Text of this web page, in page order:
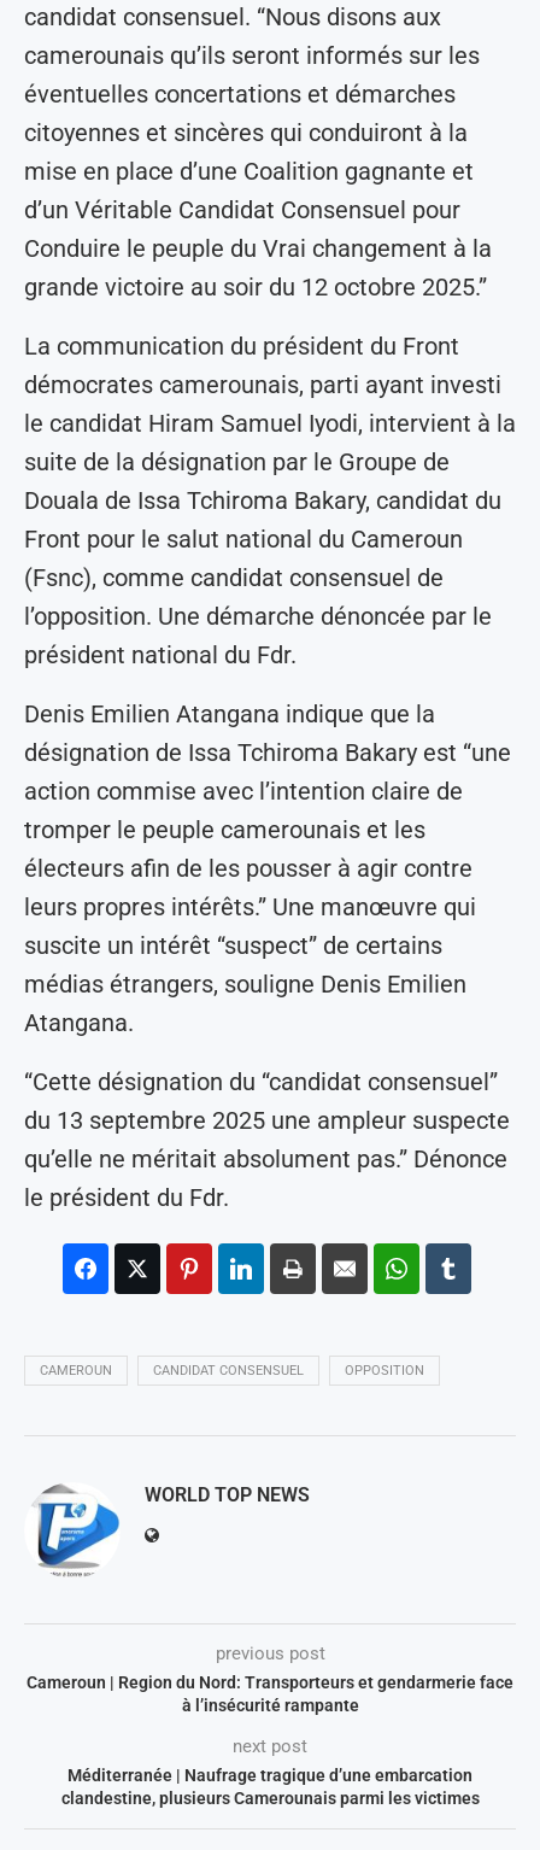
candidat consensuel. “Nous disons aux
camerounais qu’ils seront informés sur les
éventuelles concertations et démarches
citoyennes et sincères qui conduiront à la
mise en place d’une Coalition gagnante et
d’un Véritable Candidat Consensuel pour
Conduire le peuple du Vrai changement à la
grande victoire au soir du 12 octobre 2025.”
La communication du président du Front
démocrates camerounais, parti ayant investi
le candidat Hiram Samuel Iyodi, intervient à la
suite de la désignation par le Groupe de
Douala de Issa Tchiroma Bakary, candidat du
Front pour le salut national du Cameroun
(Fsnc), comme candidat consensuel de
l’opposition. Une démarche dénoncée par le
président national du Fdr.
Denis Emilien Atangana indique que la
désignation de Issa Tchiroma Bakary est “une
action commise avec l’intention claire de
tromper le peuple camerounais et les
électeurs afin de les pousser à agir contre
leurs propres intérêts.” Une manœuvre qui
suscite un intérêt “suspect” de certains
médias étrangers, souligne Denis Emilien
Atangana.
“Cette désignation du “candidat consensuel”
du 13 septembre 2025 une ampleur suspecte
qu’elle ne méritait absolument pas.” Dénonce
le président du Fdr.
CAMEROUN CANDIDAT CONSENSUEL OPPOSITION
WORLD TOP NEWS
previous post
Cameroun | Region du Nord: Transporteurs et gendarmerie face
à l’insécurité rampante
next post
Méditerranée | Naufrage tragique d’une embarcation
clandestine, plusieurs Camerounais parmi les victimes